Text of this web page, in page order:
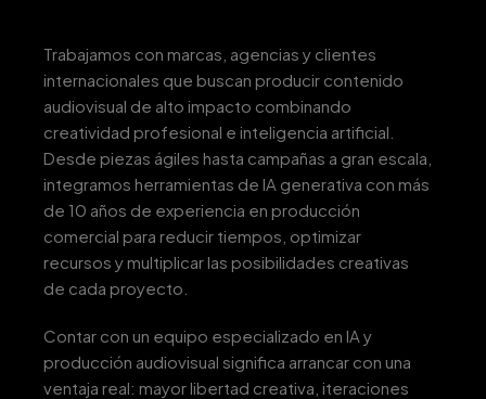
Trabajamos con marcas, agencias y clientes
internacionales que buscan producir contenido
audiovisual de alto impacto combinando
creatividad profesional e inteligencia artificial.
Desde piezas ágiles hasta campañas a gran escala,
integramos herramientas de IA generativa con más
de 10 años de experiencia en producción
comercial para reducir tiempos, optimizar
recursos y multiplicar las posibilidades creativas
de cada proyecto.
Contar con un equipo especializado en IA y
producción audiovisual significa arrancar con una
ventaja real: mayor libertad creativa, iteraciones